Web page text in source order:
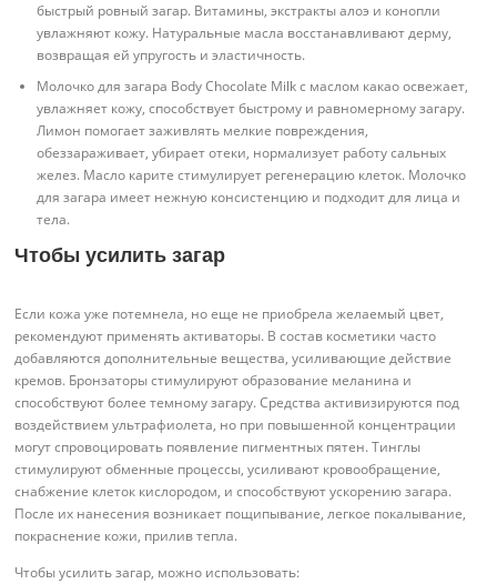
быстрый ровный загар. Витамины, экстракты алоэ и конопли
увлажняют кожу. Натуральные масла восстанавливают дерму,
возвращая ей упругость и эластичность.
Молочко для загара Body Chocolate Milk с маслом какао освежает,
увлажняет кожу, способствует быстрому и равномерному загару.
Лимон помогает заживлять мелкие повреждения,
обеззараживает, убирает отеки, нормализует работу сальных
желез. Масло карите стимулирует регенерацию клеток. Молочко
для загара имеет нежную консистенцию и подходит для лица и
тела.
Чтобы усилить загар
Если кожа уже потемнела, но еще не приобрела желаемый цвет,
рекомендуют применять активаторы. В состав косметики часто
добавляются дополнительные вещества, усиливающие действие
кремов. Бронзаторы стимулируют образование меланина и
способствуют более темному загару. Средства активизируются под
воздействием ультрафиолета, но при повышенной концентрации
могут спровоцировать появление пигментных пятен. Тинглы
стимулируют обменные процессы, усиливают кровообращение,
снабжение клеток кислородом, и способствуют ускорению загара.
После их нанесения возникает пощипывание, легкое покалывание,
покраснение кожи, прилив тепла.
Чтобы усилить загар, можно использовать: